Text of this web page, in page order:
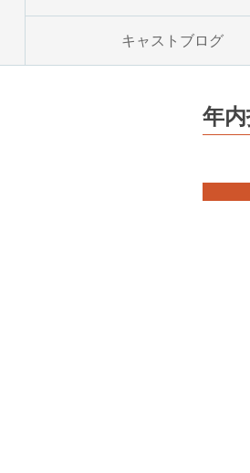
キャストブログ
年